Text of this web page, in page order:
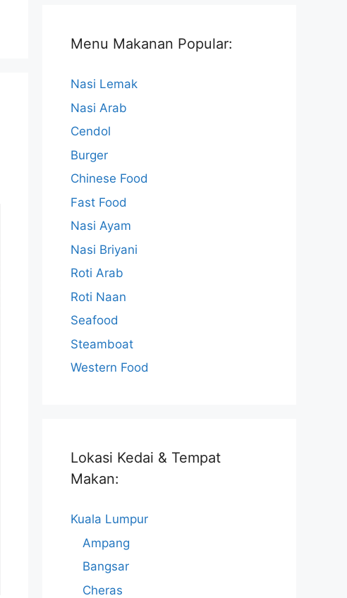
Menu Makanan Popular:
Nasi Lemak
Nasi Arab
Cendol
Burger
Chinese Food
Fast Food
Nasi Ayam
Nasi Briyani
Roti Arab
Roti Naan
Seafood
Steamboat
Western Food
Lokasi Kedai & Tempat
Makan:
Kuala Lumpur
Ampang
Bangsar
Cheras